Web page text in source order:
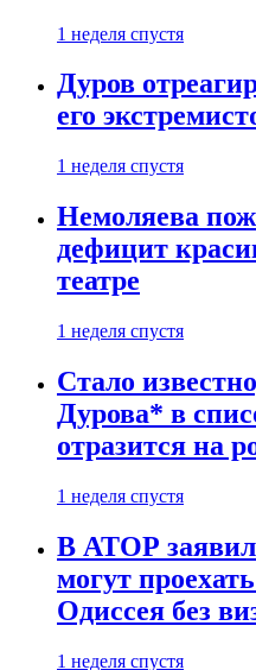
1 неделя спустя
Дуров
его
1 неделя спустя
Немоляева
дефицит
театре
1 неделя спустя
Стало
Дурова* в
отразится на
1 неделя спустя
В АТОР
могут
Одиссея без
1 неделя спустя